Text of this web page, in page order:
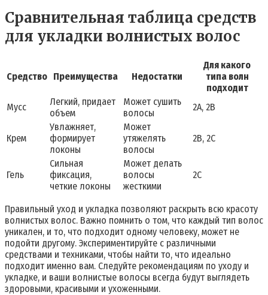
Сравнительная таблица средств
для укладки волнистых волос
Средство Преимущества Недостатки
Для какого
типа волн
подходит
Мусс
Легкий, придает
объем
Может сушить
волосы
2A, 2B
Крем
Увлажняет,
формирует
локоны
Может
утяжелять
волосы
2B, 2C
Гель
Сильная
фиксация,
четкие локоны
Может делать
волосы
жесткими
2C
Правильный уход и укладка позволяют раскрыть всю красоту
волнистых волос. Важно помнить о том, что каждый тип волос
уникален, и то, что подходит одному человеку, может не
подойти другому. Экспериментируйте с различными
средствами и техниками, чтобы найти то, что идеально
подходит именно вам. Следуйте рекомендациям по уходу и
укладке, и ваши волнистые волосы всегда будут выглядеть
здоровыми, красивыми и ухоженными.